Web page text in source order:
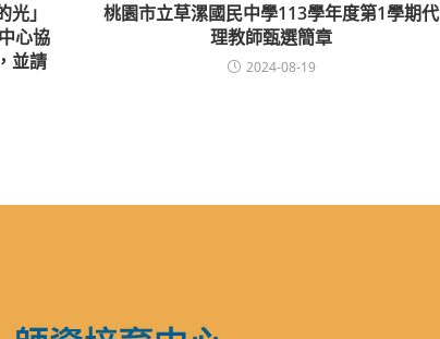
」
心協
並請
桃園市立草漯國民中學113學年度第1學期代
理教師甄選簡章
2024-08-19